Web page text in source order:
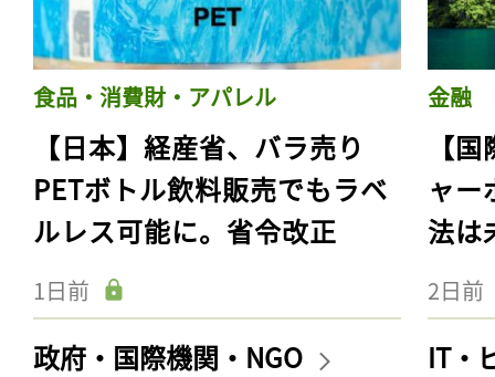
食品・消費財・アパレル
【日本】経産省、バラ売り
PETボトル飲料販売でもラベ
ルレス可能に。省令改正
1日前
金融
【
ャー
法は
2日前
政府・国際機関・NGO IT・